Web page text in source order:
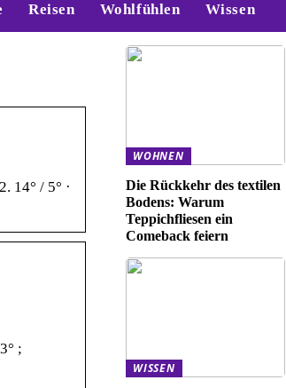
Reisen Wohlfühlen Wissen
14° / 5° ·
;
WOHNEN
Die Rückkehr des textilen
Bodens: Warum
Teppichfliesen ein
Comeback feiern
WISSEN